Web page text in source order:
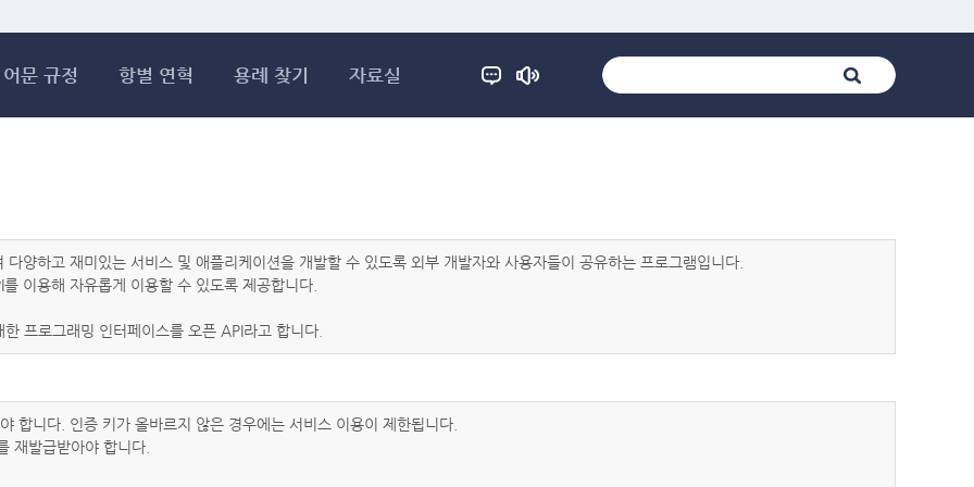
어문 규정 항별 연혁 용례 찾기 자료실
양하고 재미있는 서비스 및 애플리케이션을 개발할 수 있도록 외부 개발자와 사용자들이 공유하는 프로그램입니다.
이용해 자유롭게 이용할 수 있도록 제공합니다.
프로그래밍 인터페이스를 오픈 API라고 합니다.
합니다. 인증 키가 올바르지 않은 경우에는 서비스 이용이 제한됩니다.
재발급받아야 합니다.